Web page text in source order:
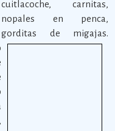
cuitlacoche, carnitas,
nopales en penca,
gorditas de migajas.